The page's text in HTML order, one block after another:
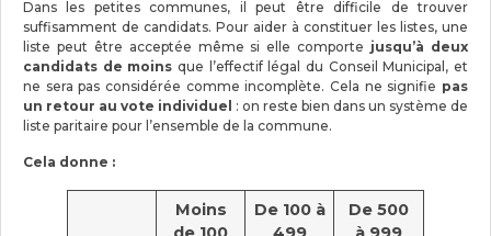
Dans les petites communes, il peut être difficile de trouver
suffisamment de candidats. Pour aider à constituer les listes, une
liste peut être acceptée même si elle comporte jusqu’à deux
candidats de moins que l’effectif légal du Conseil Municipal, et
ne sera pas considérée comme incomplète. Cela ne signifie pas
un retour au vote individuel : on reste bien dans un système de
liste paritaire pour l’ensemble de la commune.
Cela donne :
Moins
De 100 à
De 500